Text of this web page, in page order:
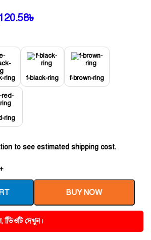
৳
ring f-black-ring f-brown-ring
ring
to see estimated shipping cost.
BUY NOW
ভিিওটি দেখুন।